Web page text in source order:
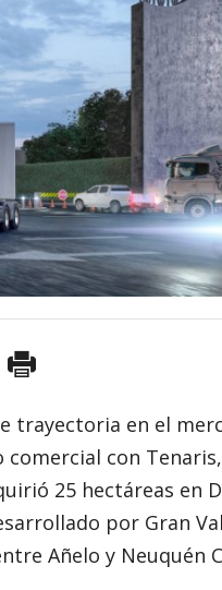
trayectoria en el
con Tenaris,
25 hectáreas en
por Gran
Añelo y Neuquén